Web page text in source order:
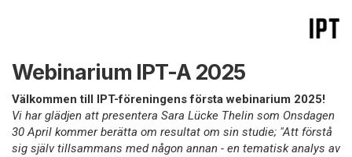
Webinarium IPT-A 2025
Välkommen till IPT-föreningens första webinarium 2025!
Vi har glädjen att presentera Sara Lücke Thelin som Onsdagen
30 April kommer berätta om resultat om sin studie; "Att förstå
sig själv tillsammans med någon annan - en tematisk analys av